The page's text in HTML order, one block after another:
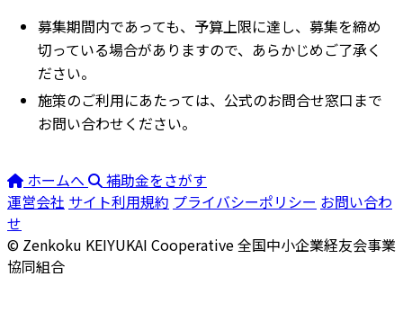
募集期間内であっても、予算上限に達し、募集を締め
切っている場合がありますので、あらかじめご了承く
ださい。
施策のご利用にあたっては、公式のお問合せ窓口まで
お問い合わせください。
ホームへ
補助金をさがす
運営会社 サイト利用規約 プライバシーポリシー お問い合わ
せ
© Zenkoku KEIYUKAI Cooperative全国中小企業経友会事業
協同組合